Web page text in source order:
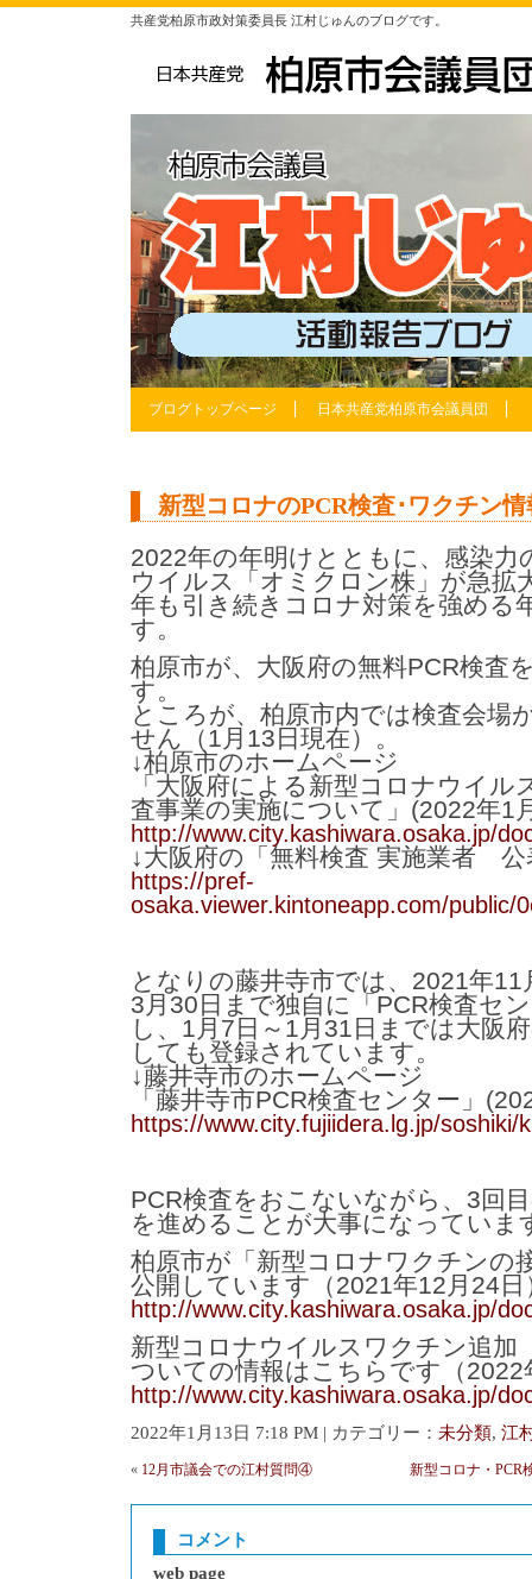
共産党柏原市政対策委員長 江村じゅんのブログです。
ブログトップページ 日本共産党柏原市会議員団
新型コロナのPCR検査･ワクチン情
2022年の年明けとともに、感染力
ウイルス「オミクロン株」が急拡
年も引き続きコロナ対策を強める
す。
柏原市が、大阪府の無料PCR検査
す。
ところが、柏原市内では検査会場
せん（1月13日現在）。
↓柏原市のホームページ
「大阪府による新型コロナウイル
査事業の実施について」(2022年1
http://www.city.kashiwara.osaka.jp/
↓大阪府の「無料検査 実施業者 公
https://pref-
osaka.viewer.kintoneapp.com/public/
となりの藤井寺市では、2021年
3月30日まで独自に「PCR検査セ
し、1月7日～1月31日までは大阪
しても登録されています。
↓藤井寺市のホームページ
「藤井寺市PCR検査センター」
https://www.city.fujiidera.lg.jp/
PCR検査をおこないながら、3回
を進めることが大事になっていま
柏原市が「新型コロナワクチンの
公開しています（2021年12月24日
http://www.city.kashiwara.osaka.jp/
新型コロナウイルスワクチン追加
ついての情報はこちらです（2022
http://www.city.kashiwara.osaka.jp/
2022年1月13日 7:18 PM | カテゴリー： 未分類, 江
« 12月市議会での江村質問④ 新型コロナ・PCR
コメント
web page